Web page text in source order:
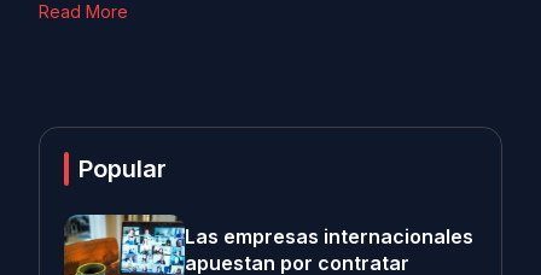
Read More
Popular
Las empresas internacionales
apuestan por contratar